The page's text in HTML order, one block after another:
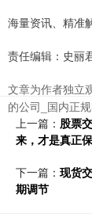
海量资讯、精准
责任编辑：史丽
文章为作者独立
的公司_国内正
上一篇： 股票
来，才是真正
下一篇： 现货
期调节